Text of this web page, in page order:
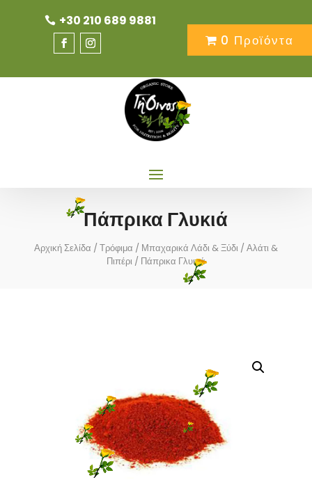
+30 210 689 9881
0 Προϊόντα
Πάπρικα Γλυκιά
Αρχική Σελίδα /Τρόφιμα / Μπαχαρικά Λάδι & Ξύδι/Αλάτι &
Πιπέρι/ Πάπρικα Γλυκιά